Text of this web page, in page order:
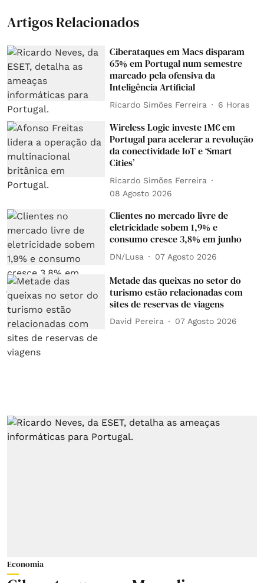
Artigos Relacionados
Ciberataques em Macs disparam
65% em Portugal num semestre
marcado pela ofensiva da
Inteligência Artificial
Ricardo Simões Ferreira 6 Horas
Wireless Logic investe 1M€ em
Portugal para acelerar a revolução
da conectividade IoT e ‘Smart
Cities’
Ricardo Simões Ferreira
08 Agosto 2026
Clientes no mercado livre de
eletricidade sobem 1,9% e
consumo cresce 3,8% em junho
DN/Lusa 07 Agosto 2026
Metade das queixas no setor do
turismo estão relacionadas com
sites de reservas de viagens
David Pereira 07 Agosto 2026
Economia